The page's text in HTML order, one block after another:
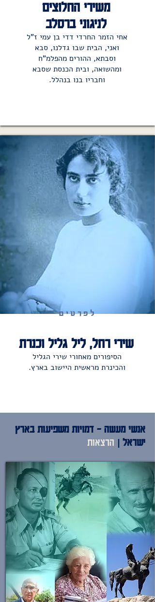
משירי החלוצים
לניגוני ברסלב
אחי הזמר החרדי דדי בן עמי ז"ל
ואני, הבית שבו גדלנו, סבא
וסבתא, ההורים מהפלמ"ח
ומהשואה, ובית הכנסת שסבא
וחבריו בנו בנהלל.
לפרטים
שירי רחל, ליל גליל וכנרת
הסיפורים מאחורי שירי הגליל
והכינרת מראשית היישוב בארץ.
אנשי מעשה - דמויות משפיעות בארץ
ישראל | הרצאות